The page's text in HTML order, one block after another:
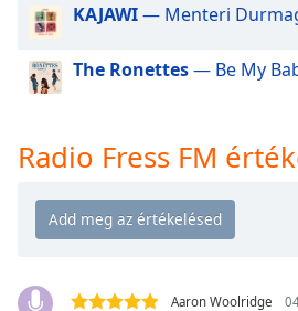
dialog
window.
Escape
close
window.
Color
KAJAWI— Menteri
The Ronettes— Be My
Radio Fress FM
Aaron Woolridge